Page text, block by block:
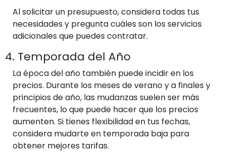
Al solicitar un presupuesto, considera todas tus
necesidades y pregunta cuáles son los servicios
adicionales que puedes contratar.
4. Temporada del Año
La época del año también puede incidir en los
precios. Durante los meses de verano y a finales y
principios de año, las mudanzas suelen ser más
frecuentes, lo que puede hacer que los precios
aumenten. Si tienes flexibilidad en tus fechas,
considera mudarte en temporada baja para
obtener mejores tarifas.